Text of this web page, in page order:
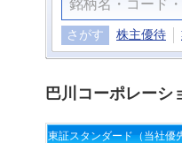
さがす 株主優待
巴川コーポレーシ
東証スタンダード（当社優